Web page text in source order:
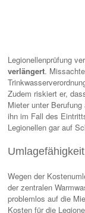
Legionellenprüfung
verlängert.
Zudem riskiert er,
Mieter unter
ihn im Fall des
Legionellen gar auf
Wegen der
der zentralen
problemlos auf die
Kosten für die